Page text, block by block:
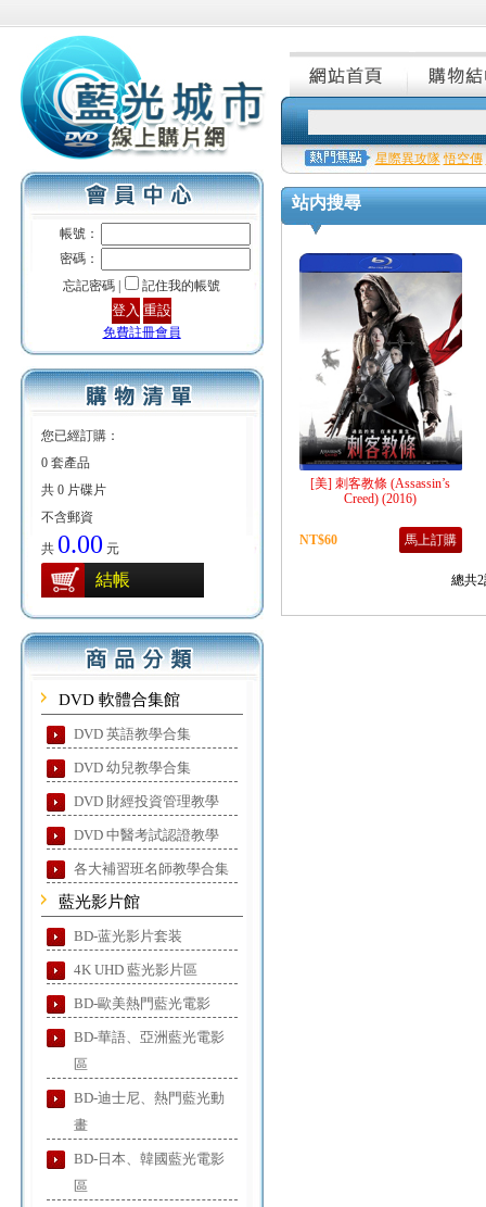
帳號：
密碼：
忘記密碼 |
記住我的帳號
免費註冊會員
您已經訂購：
0 套產品
共 0 片碟片
不含郵資
共 0.00 元
結帳
DVD 軟體合集館
DVD 英語教學合集
DVD 幼兒教學合集
DVD 財經投資管理教學
DVD 中醫考試認證教學
各大補習班名師教學合集
藍光影片館
BD-蓝光影片套装
4K UHD 藍光影片區
BD-歐美熱門藍光電影
BD-華語、亞洲藍光電影
區
BD-迪士尼、熱門藍光動
畫
BD-日本、韓國藍光電影
區
星際異攻隊 悟空傳
站内搜尋
[美] 刺客教條 (Assassin’s
Creed) (2016)
NT$60 馬上訂購
總共